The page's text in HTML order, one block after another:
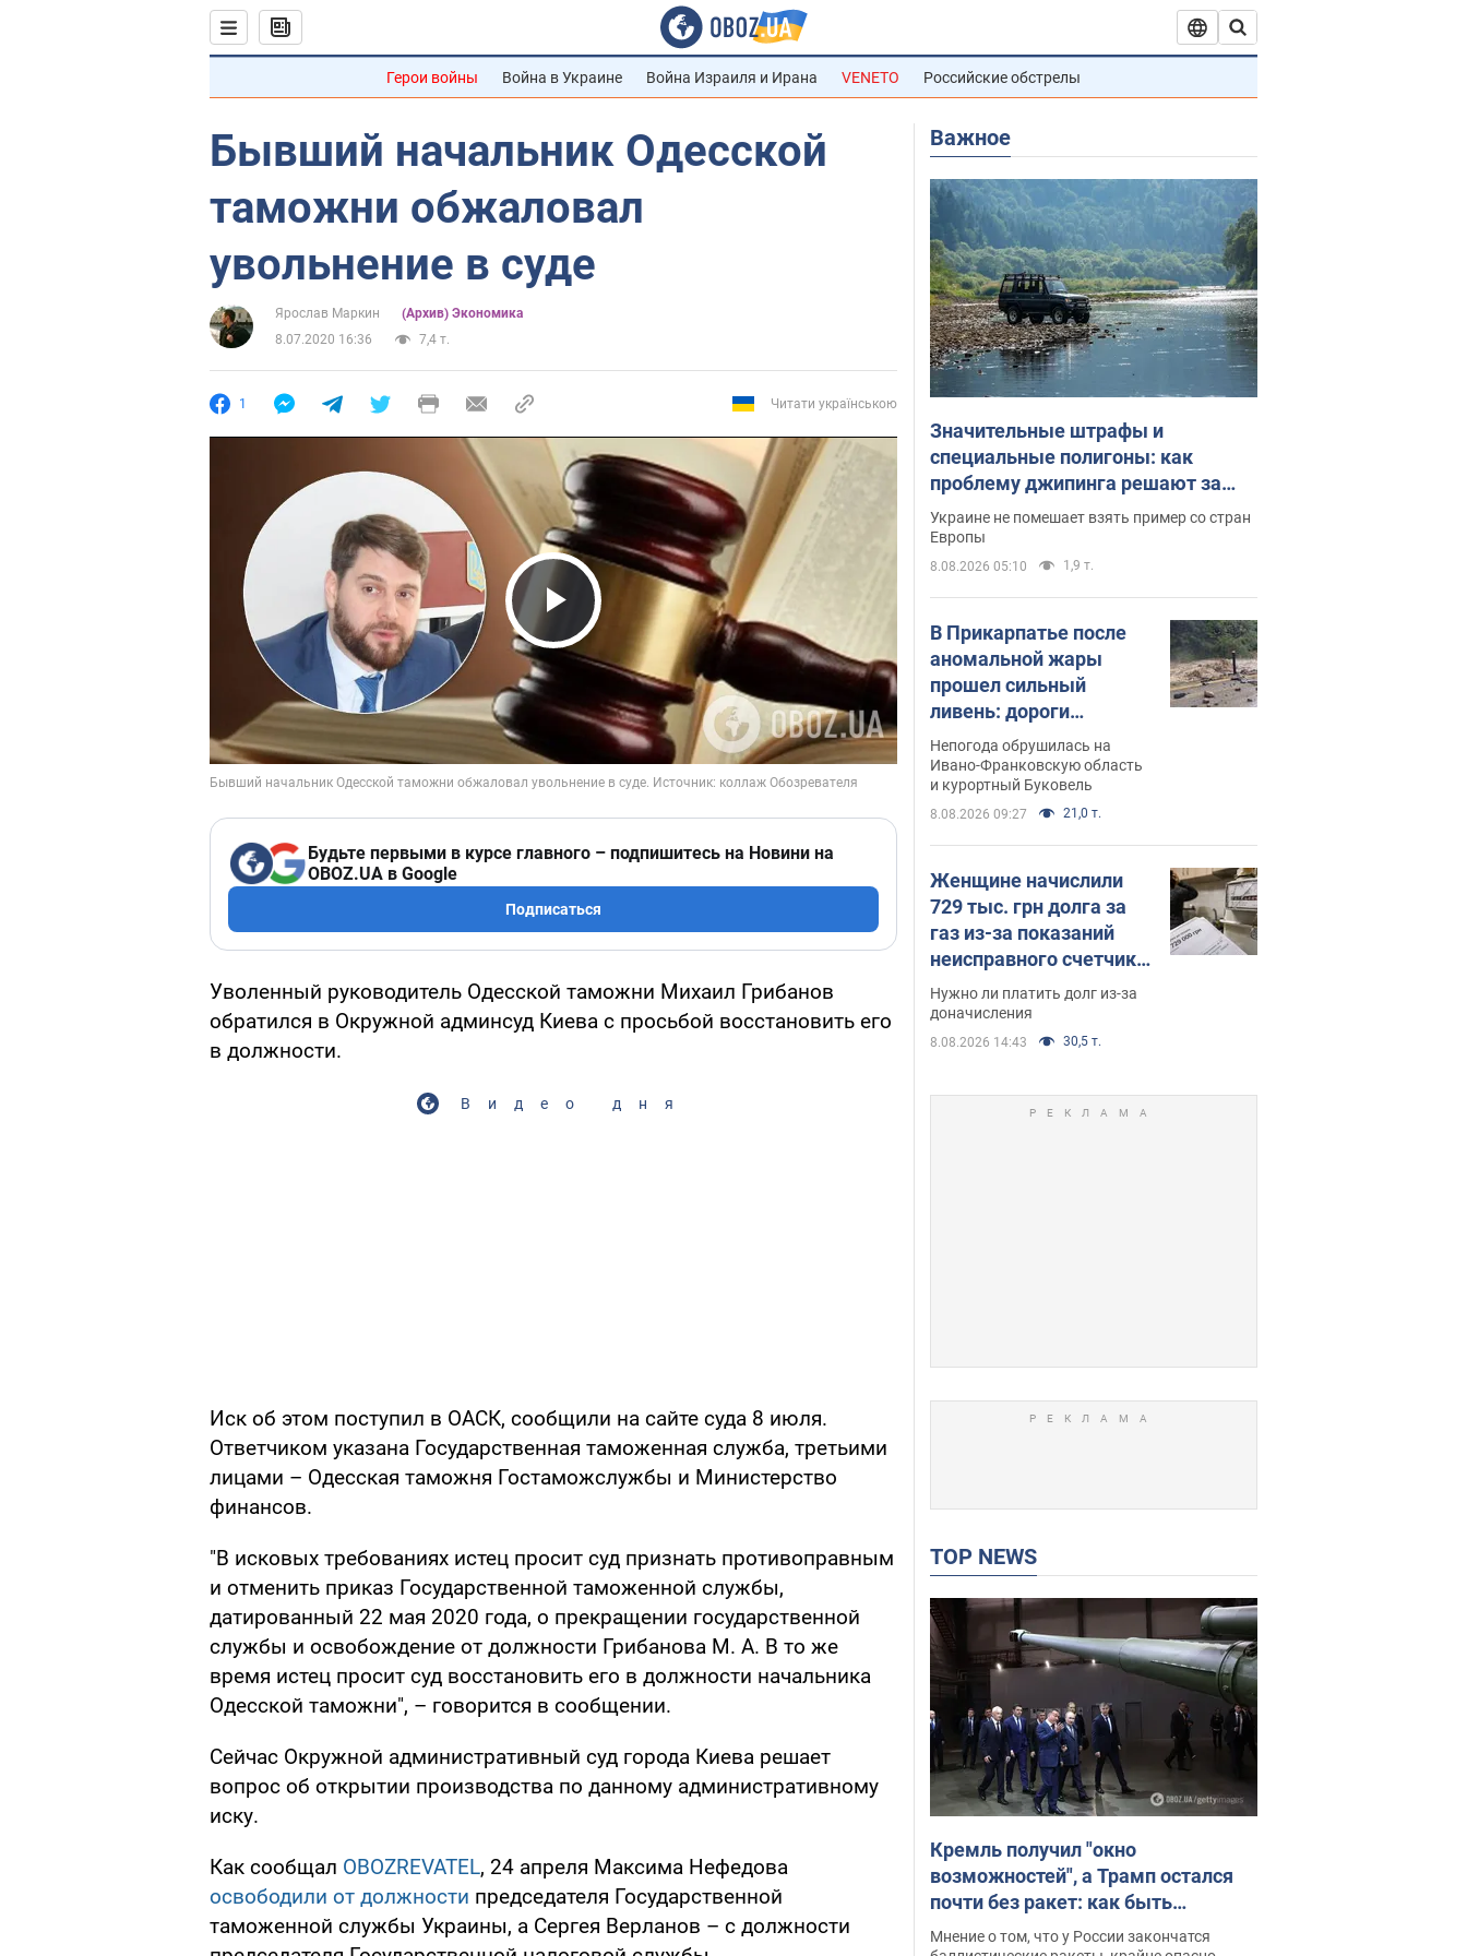
Герои войны Война в Украине Война Израиля и Ирана VENETO Российские обстрелы
Бывший начальник Одесской
таможни обжаловал
увольнение в суде
Ярослав Маркин
(Архив) Экономика
8.07.2020 16:36
7,4 т.
1 Читати українською
Play Video
Будьте первыми в курсе главного – подпишитесь на Новини на
OBOZ.UA в Google
Подписаться
Уволенный руководитель Одесской таможни Михаил Грибанов
обратился в Окружной админсуд Киева с просьбой восстановить его
в должности.
Видео дня
Иск об этом поступил в ОАСК, сообщили на сайте суда 8 июля.
Ответчиком указана Государственная таможенная служба, третьими
лицами – Одесская таможня Гостаможслужбы и Министерство
финансов.
"В исковых требованиях истец просит суд признать противоправным
и отменить приказ Государственной таможенной службы,
датированный 22 мая 2020 года, о прекращении государственной
службы и освобождение от должности Грибанова М. А. В то же
время истец просит суд восстановить его в должности начальника
Одесской таможни", – говорится в сообщении.
Сейчас Окружной административный суд города Киева решает
вопрос об открытии производства по данному административному
иску.
Как сообщал OBOZREVATEL, 24 апреля Максима Нефедова
освободили от должности председателя Государственной
таможенной службы Украины, а Сергея Верланов – с должности
Важное
Значительные штрафы и
специальные полигоны: как
проблему джипинга решают за
границей
Украине не помешает взять пример со стран
Европы
8.08.2026 05:10 1,9 т.
В Прикарпатье после
аномальной жары
прошел сильный
ливень: дороги
превратились в реки.
Видео
Непогода обрушилась на
Ивано-Франковскую область
и курортный Буковель
8.08.2026 09:27 21,0 т.
Женщине начислили
729 тыс. грн долга за
газ из-за показаний
неисправного счетчика:
судья вынес
неожиданное решение
Нужно ли платить долг из-за
доначисления
8.08.2026 14:43 30,5 т.
TOP NEWS
Кремль получил "окно
возможностей", а Трамп остался
почти без ракет: как быть
Украине? Интервью с Мельником
Мнение о том, что у России закончатся